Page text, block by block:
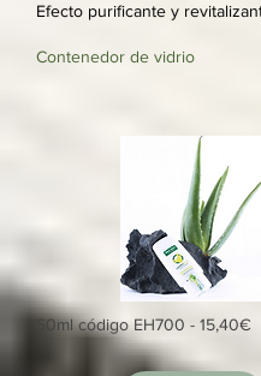
Efecto purificante y
Contenedor de vidrio
50ml código EH700 - 15,40€